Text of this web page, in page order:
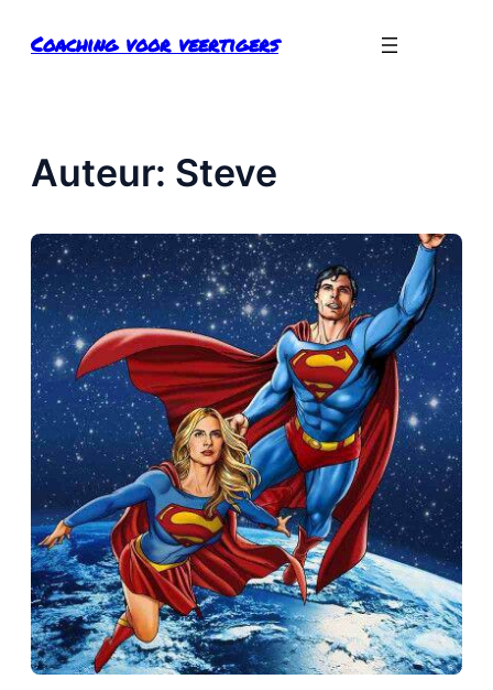
naarCoaching voor veertigers
Auteur: Steve